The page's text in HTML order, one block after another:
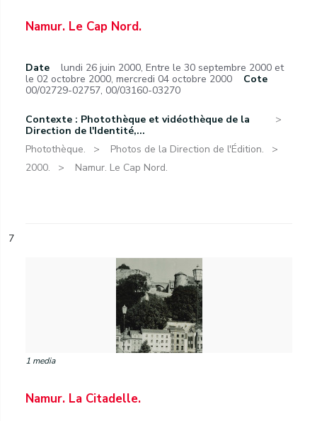
Namur. Le Cap Nord.
Date lundi 26 juin 2000, Entre le 30 septembre 2000 et
le 02 octobre 2000, mercredi 04 octobre 2000
Cote
00/02729-02757, 00/03160-03270
Contexte : Photothèque et vidéothèque de la
Direction de l'Identité,...
Photothèque.
Photos de la Direction de l'Édition.
2000.
Namur. Le Cap Nord.
7
1 media
Namur. La Citadelle.